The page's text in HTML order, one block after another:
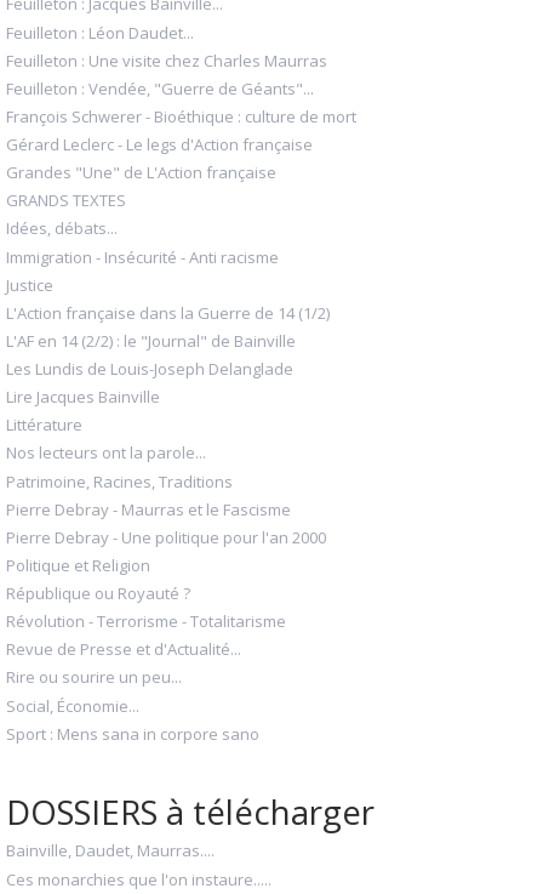
Feuilleton : Léon Daudet...
Feuilleton : Une visite chez Charles Maurras
Feuilleton : Vendée, "Guerre de Géants"...
François Schwerer - Bioéthique : culture de mort
Gérard Leclerc - Le legs d'Action française
Grandes "Une" de L'Action française
GRANDS TEXTES
Idées, débats...
Immigration - Insécurité - Anti racisme
Justice
L'Action française dans la Guerre de 14 (1/2)
L'AF en 14 (2/2) : le "Journal" de Bainville
Les Lundis de Louis-Joseph Delanglade
Lire Jacques Bainville
Littérature
Nos lecteurs ont la parole...
Patrimoine, Racines, Traditions
Pierre Debray - Maurras et le Fascisme
Pierre Debray - Une politique pour l'an 2000
Politique et Religion
République ou Royauté ?
Révolution - Terrorisme - Totalitarisme
Revue de Presse et d'Actualité...
Rire ou sourire un peu...
Social, Économie...
Sport : Mens sana in corpore sano
DOSSIERS à télécharger
Bainville, Daudet, Maurras....
Ces monarchies que l'on instaure.....